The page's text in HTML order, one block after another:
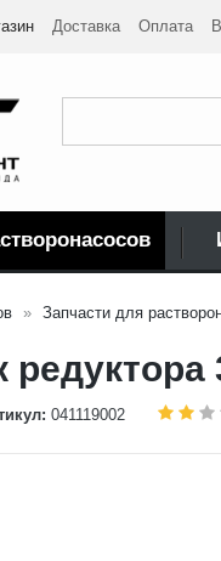
Доставка Оплата
Запчасти для
041119002